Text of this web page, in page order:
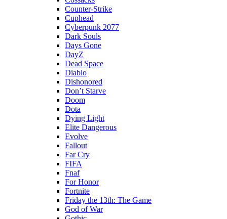
Counter-Strike
Cuphead
Cyberpunk 2077
Dark Souls
Days Gone
DayZ
Dead Space
Diablo
Dishonored
Don’t Starve
Doom
Dota
Dying Light
Elite Dangerous
Evolve
Fallout
Far Cry
FIFA
Fnaf
For Honor
Fortnite
Friday the 13th: The Game
God of War